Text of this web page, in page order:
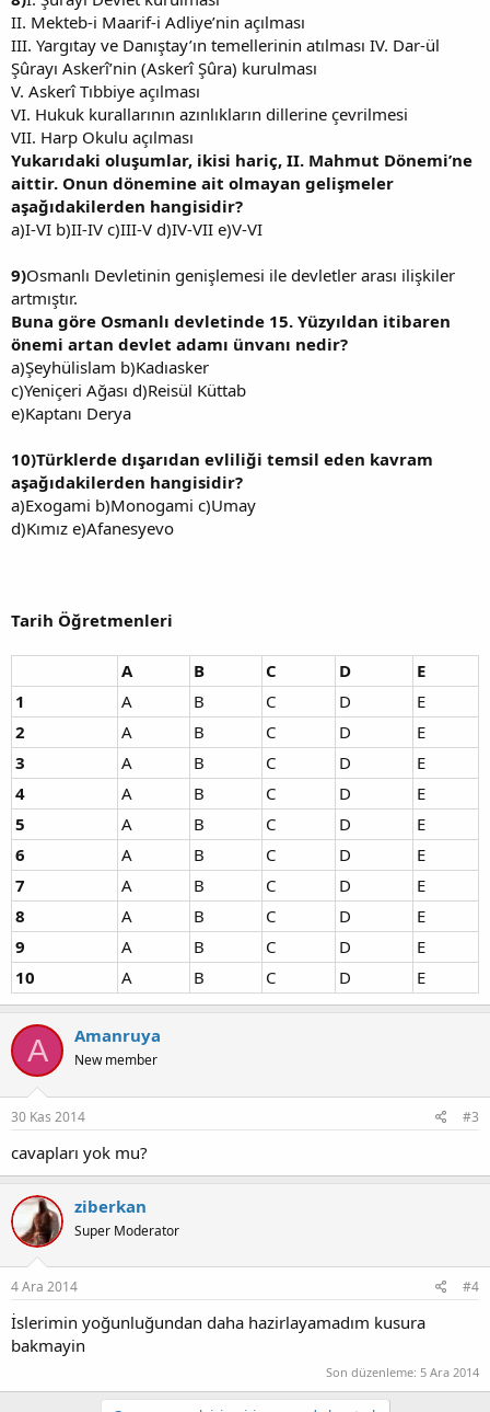
II. Mekteb-i Maarif-i Adliye’nin açılması
III. Yargıtay ve Danıştay’ın temellerinin atılması IV. Dar-ül
Şûrayı Askerî’nin (Askerî Şûra) kurulması
V. Askerî Tıbbiye açılması
VI. Hukuk kurallarının azınlıkların dillerine çevrilmesi
VII. Harp Okulu açılması
Yukarıdaki oluşumlar, ikisi hariç, II. Mahmut Dönemi’ne
aittir. Onun dönemine ait olmayan gelişmeler
aşağıdakilerden hangisidir?
a)I-VI b)II-IV c)III-V d)IV-VII e)V-VI
9)Osmanlı Devletinin genişlemesi ile devletler arası ilişkiler
artmıştır.
Buna göre Osmanlı devletinde 15. Yüzyıldan itibaren
önemi artan devlet adamı ünvanı nedir?
a)Şeyhülislam b)Kadıasker
c)Yeniçeri Ağası d)Reisül Küttab
e)Kaptanı Derya
10)Türklerde dışarıdan evliliği temsil eden kavram
aşağıdakilerden hangisidir?
a)Exogami b)Monogami c)Umay
d)Kımız e)Afanesyevo
Tarih Öğretmenleri
A B C D
E
1
A B C D
E
2
A B C D
E
3
A B C D
E
4
A B C D
E
5
A B C D
E
6
A B C D
E
7
A B C D
E
8
A B C D
E
9
A B C D
E
10
A B C D E
A Amanruya
New member
30 Kas 2014 #3
cavapları yok mu?
ziberkan
Super Moderator
4 Ara 2014 #4
İslerimin yoğunluğundan daha hazirlayamadım kusura
bakmayin
Son düzenleme: 5 Ara 2014